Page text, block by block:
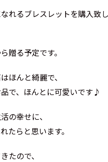
れるブレスレットを購入致し
贈る予定です。
ほんと綺麗で、
で、ほんとに可愛いです♪
の幸せに、
たらと思います。
たので、